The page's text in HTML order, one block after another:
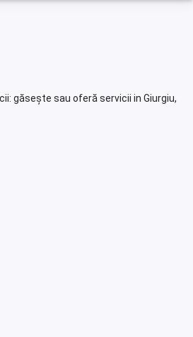
găsește sau oferă servicii in Giurgiu,